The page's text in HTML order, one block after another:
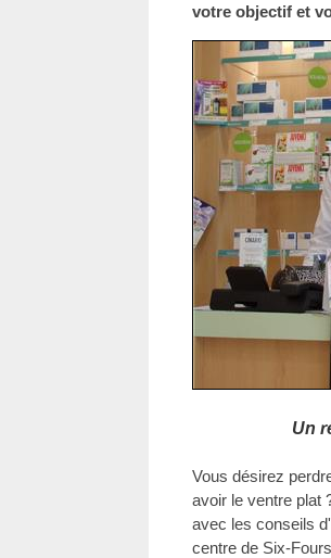
votre objectif et
Un
Vous désirez
avoir le ventre plat
avec les conseils
centre de Six-